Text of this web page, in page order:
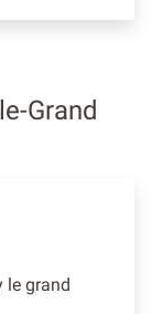
Grand
le grand